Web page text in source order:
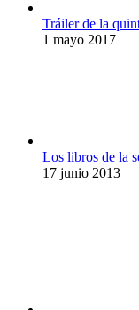
Tráiler de la
1 mayo 2017
Los libros de la
17 junio 2013